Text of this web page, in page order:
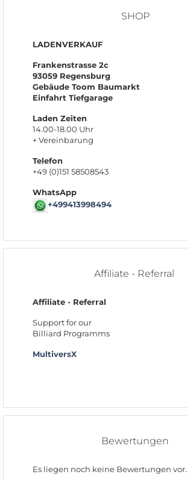
SHOP
LADENVERKAUF
Frankenstrasse 2c
93059 Regensburg
Gebäude Toom Baumarkt
Einfahrt Tiefgarage
Laden Zeiten
14.00-18.00 Uhr
+ Vereinbarung
Telefon
+49 (0)151 58508543
WhatsApp
+499413998494
Affiliate - Referral
Affiliate - Referral
Support for our
Billiard Programms
MultiversX
Bewertungen
Es liegen noch keine Bewertungen vor.